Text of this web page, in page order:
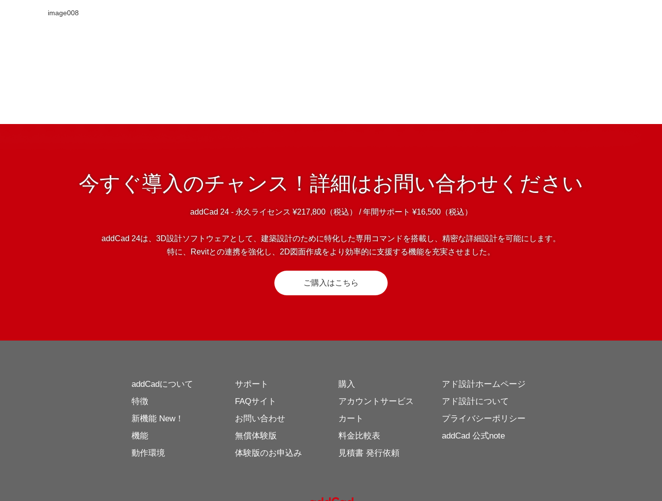
image008
今すぐ導入のチャンス！詳細はお問い合わせください
addCad 24 - 永久ライセンス ¥217,800（税込） / 年間サポート ¥16,500（税込）
addCad 24は、3D設計ソフトウェアとして、建築設計のために特化した専用コマンドを搭載し、精密な詳細設計を可能にします。
特に、Revitとの連携を強化し、2D図面作成をより効率的に支援する機能を充実させました。
ご購入はこちら
addCadについて
特徴
新機能 New！
機能
動作環境
サポート
FAQサイト
お問い合わせ
無償体験版
体験版のお申込み
購入
アカウントサービス
カート
料金比較表
見積書 発行依頼
アド設計ホームページ
アド設計について
プライバシーポリシー
addCad 公式note